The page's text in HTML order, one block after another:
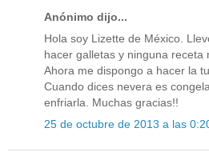
Anónimo dijo...
Hola soy Lizette de México.
hacer galletas y ninguna receta
Ahora me dispongo a hacer la
Cuando dices nevera es
enfriarla. Muchas gracias!!
25 de octubre de 2013 a las